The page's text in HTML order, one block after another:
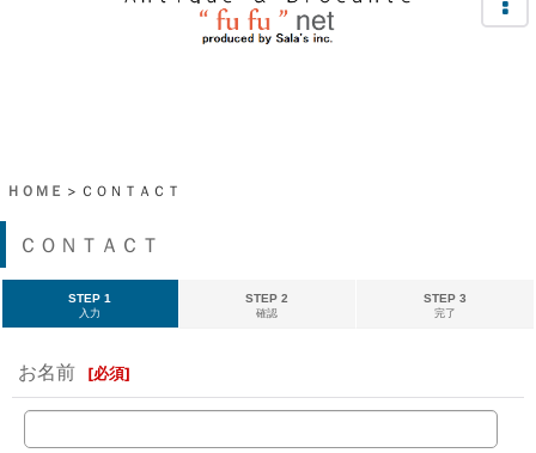
ＨＯＭＥ > ＣＯＮＴＡＣＴ
ＣＯＮＴＡＣＴ
STEP 1
入力
STEP 2
確認
STEP 3
完了
お名前 [必須]